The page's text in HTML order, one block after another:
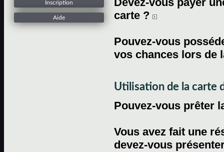
Inscription
Aide
carte ?
Pouvez-vous
vos chances lors de
Utilisation de la carte
Pouvez-vous prêter
Vous avez fait une
devez-vous